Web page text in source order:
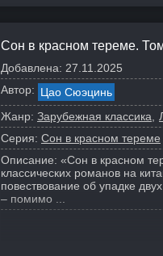
Сон в красном тереме.
Добавлена: 27.11.2025
Автор: Цао Сюэцинь
Жанр: Зарубежная классика
Серия: Сон в красном тереме
Описание: «Сон в красном
классических романов на
повествование об упадке
– помимо ...